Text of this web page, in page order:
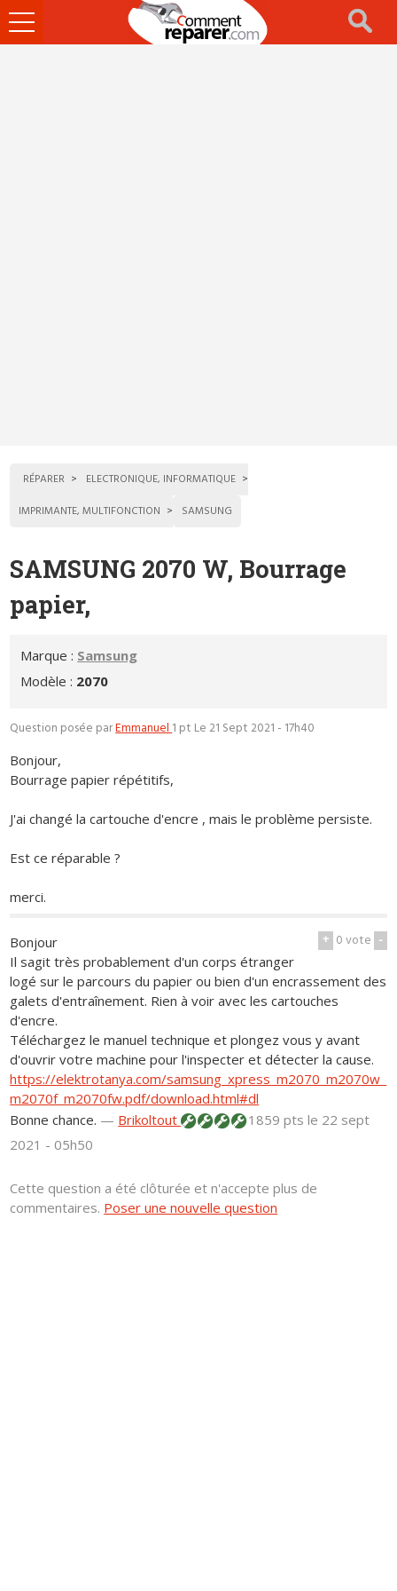
Ouvrir
le
RÉPARER
ELECTRONIQUE, INFORMATIQUE
IMPRIMANTE, MULTIFONCTION
SAMSUNG
SAMSUNG 2070 W, Bourrage
papier,
Marque : Samsung
Modèle : 2070
Question posée parEmmanuel1 pt Le 21 Sept 2021 - 17h40
Bonjour,
Bourrage papier répétitifs,
J'ai changé la cartouche d'encre , mais le problème persiste.
Est ce réparable ?
merci.
+ 0vote -
Bonjour
Il sagit très probablement d'un corps étranger
logé sur le parcours du papier ou bien d'un encrassement des
galets d'entraînement. Rien à voir avec les cartouches
d'encre.
Téléchargez le manuel technique et plongez vous y avant
d'ouvrir votre machine pour l'inspecter et détecter la cause.
https://elektrotanya.com/samsung_xpress_m2070_m2070w_
m2070f_m2070fw.pdf/download.html#dl
Bonne chance. — Brikoltout 1859 ptsle 22 sept
2021 - 05h50
Cette question a été clôturée et n'accepte plus de
commentaires. Poser une nouvelle question